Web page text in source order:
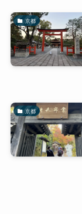
京都
京都